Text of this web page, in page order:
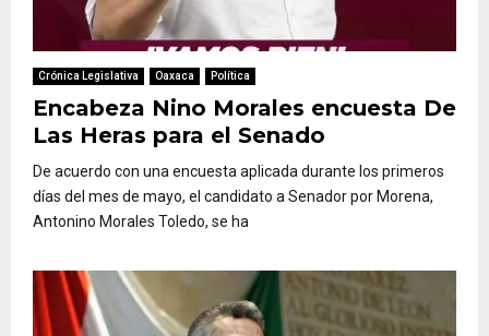
Crónica Legislativa Oaxaca Política
Encabeza Nino Morales encuesta De
Las Heras para el Senado
De acuerdo con una encuesta aplicada durante los primeros
días del mes de mayo, el candidato a Senador por Morena,
Antonino Morales Toledo, se ha